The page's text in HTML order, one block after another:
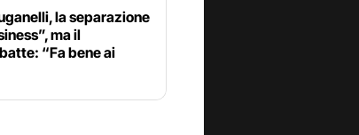
la separazione
ma il
“Fa bene ai